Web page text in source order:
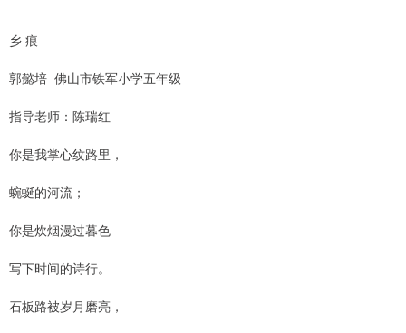
乡 痕
郭懿培 佛山市铁军小学五年级
指导老师：陈瑞红
你是我掌心纹路里，
蜿蜒的河流；
你是炊烟漫过暮色
写下时间的诗行。
石板路被岁月磨亮，